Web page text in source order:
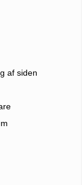
af siden